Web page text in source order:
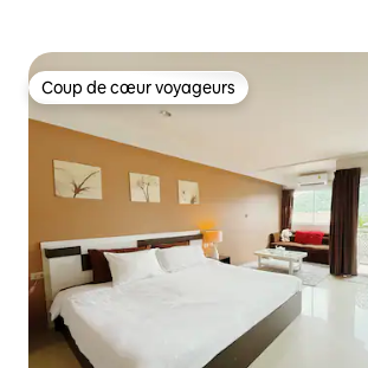
Coup de cœur voyageurs
Coup de cœur voyageurs